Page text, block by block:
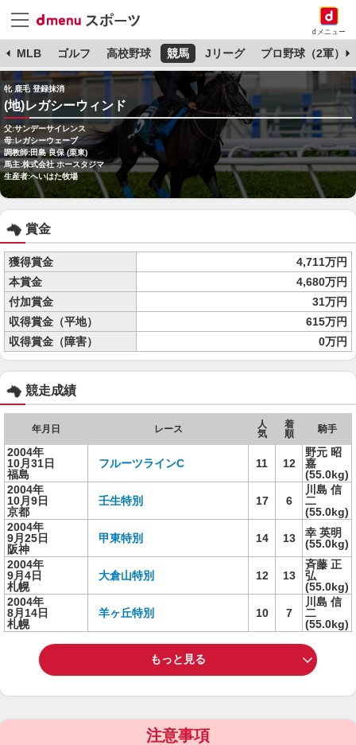
dメニュー
MLB ゴルフ 高校野球 競馬 Jリーグ プロ野球（2軍）
牝 鹿毛 登録抹消
(地)レガシーウィンド
父:サンデーサイレンス
母:レガシーウェーブ
調教師:田島 良保 (栗東)
馬主:株式会社 ホースタジマ
生産者:へいはた牧場
賞金
獲得賞金
4,711万円
本賞金
4,680万円
付加賞金
31万円
収得賞金（平地）
615万円
収得賞金（障害）
0万円
競走成績
年月日 レース
人
気
着
順
騎手
2004年
10月31日
福島
フルーツラインC 11 12
野元 昭
嘉
(55.0kg)
2004年
10月9日
京都
壬生特別 17 6
川島 信
二
(55.0kg)
2004年
9月25日
阪神
甲東特別 14 13
幸 英明
(55.0kg)
2004年
9月4日
札幌
大倉山特別 12 13
斉藤 正
弘
(55.0kg)
2004年
8月14日
札幌
羊ヶ丘特別 10 7
川島 信
二
(55.0kg)
もっと見る
注意事項